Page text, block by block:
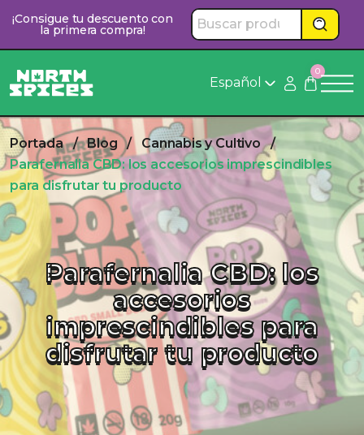
contenido
¡Consigue tu descuento con
la primera compra!
Español
0
Portada / Blog / Cannabis y Cultivo
/
Parafernalia CBD: los accesorios imprescindibles
para disfrutar tu producto
Parafernalia CBD: los
accesorios
imprescindibles para
disfrutar tu producto